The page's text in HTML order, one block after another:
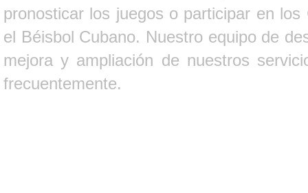
pronosticar los juegos o participar en
el Béisbol Cubano. Nuestro equipo de
mejora y ampliación de nuestros
frecuentemente.